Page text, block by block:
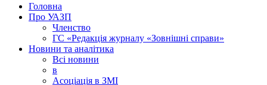
Головна
Про УАЗП
Членство
ГС «Редакція журналу «Зовнішні справи»
Новини та аналітика
Всі новини
в
Асоціація в ЗМІ